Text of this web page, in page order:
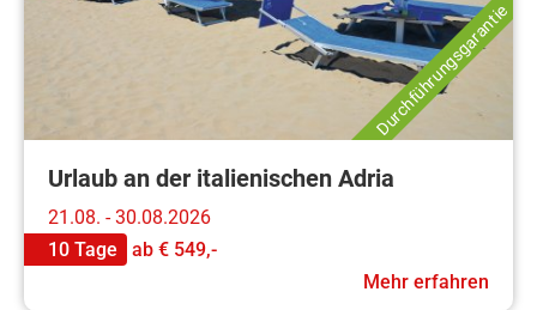
Durchführungsgarantie
Urlaub an der italienischen Adria
21.08. - 30.08.2026
10 Tage
ab € 549,-
Mehr erfahren